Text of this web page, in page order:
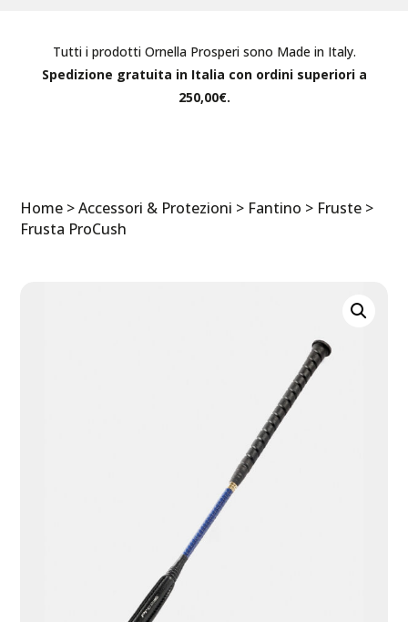
Tutti i prodotti Ornella Prosperi sono Made in Italy.
Spedizione gratuita in Italia con ordini superiori a
250,00€.
Home >Accessori & Protezioni > Fantino > Fruste >
Frusta ProCush